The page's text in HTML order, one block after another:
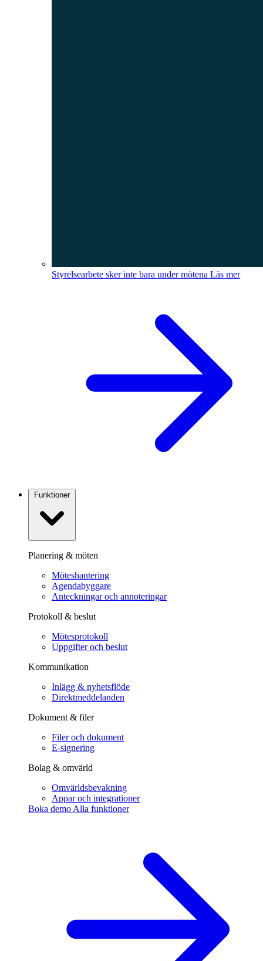
Styrelsearbete sker inte bara under mötena Läs mer
Funktioner
Planering & möten
Möteshantering
Agendabyggare
Anteckningar och annoteringar
Protokoll & beslut
Mötesprotokoll
Uppgifter och beslut
Kommunikation
Inlägg & nyhetsflöde
Direktmeddelanden
Dokument & filer
Filer och dokument
E-signering
Bolag & omvärld
Omvärldsbevakning
Appar och integrationer
Boka demo Alla funktioner